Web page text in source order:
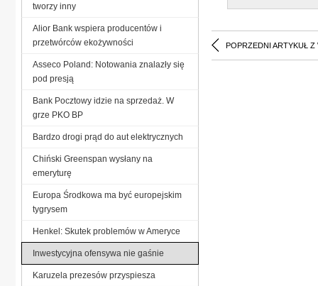
POPRZEDNI ARTYKUŁ Z
tworzy inny
Alior Bank wspiera producentów i
przetwórców ekożywności
Asseco Poland: Notowania znalazły się
pod presją
Bank Pocztowy idzie na sprzedaż. W
grze PKO BP
Bardzo drogi prąd do aut elektrycznych
Chiński Greenspan wysłany na
emeryturę
Europa Środkowa ma być europejskim
tygrysem
Henkel: Skutek problemów w Ameryce
Inwestycyjna ofensywa nie gaśnie
Karuzela prezesów przyspiesza